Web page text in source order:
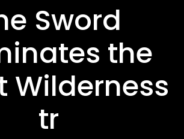
Sword
the
Wilderness
tr